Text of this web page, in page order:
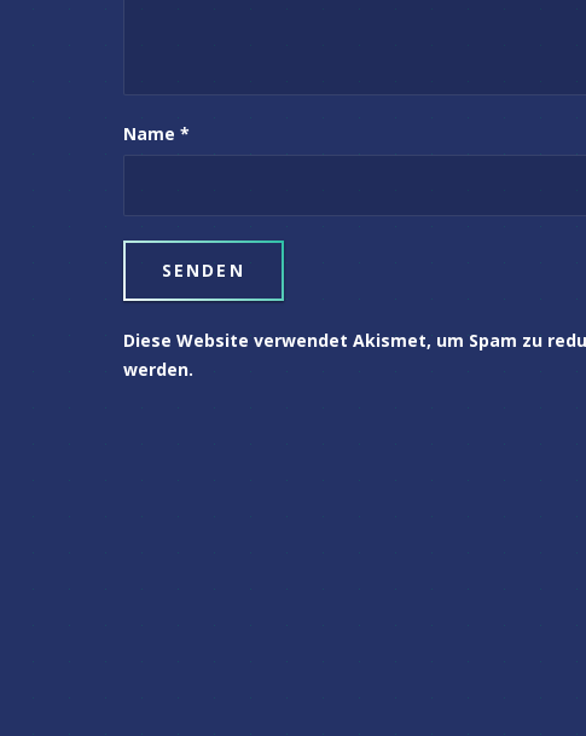
Name *
Diese Website verwendet Akismet, um Spam zu
werden.